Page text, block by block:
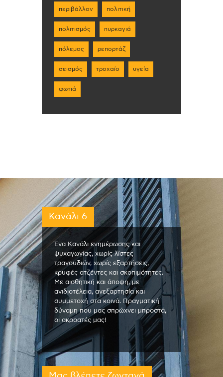
περιβάλλον πολιτική
πολιτισμός πυρκαγιά
πόλεμος ρεπορτάζ
σεισμός τροχαίο υγεία
φωτιά
Κανάλι 6
Ένα Κανάλι ενημέρωσης και
ψυχαγωγίας, χωρίς λίστες
τραγουδιών, χωρίς εξαρτήσεις,
κρυφές ατζέντες και σκοπιμότητες.
Με αισθητική και άποψη, με
ανιδιοτέλεια, ανεξαρτησία και
συμμετοχή στα κοινά. Πραγματική
δύναμη που μας σπρώχνει μπροστά,
οι ακροατές μας!